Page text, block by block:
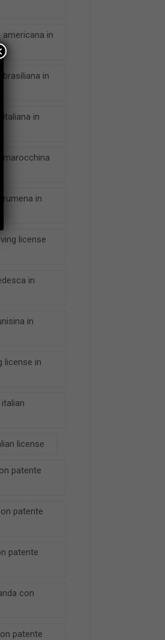
in
brasiliana in
italiana in
marocchina
rumena in
license
in
in
license in
license
patente
patente
patente
con
patente